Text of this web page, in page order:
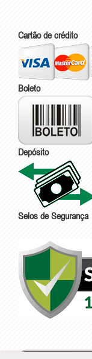
Cartão de crédito
Boleto
Depósito
Selos de Segurança